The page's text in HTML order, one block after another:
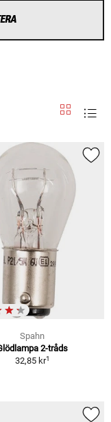
Spahn
2-tråds
32,85 kr1